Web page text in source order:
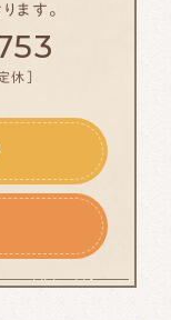
ます。
休]